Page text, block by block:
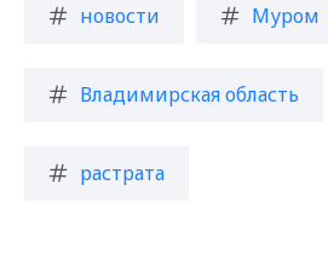
новости Муром
Владимирская область
растрата